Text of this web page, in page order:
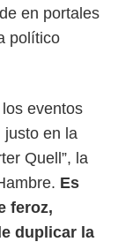
en portales
político
eventos
justo en la
Quell”, la
Es
feroz,
duplicar la